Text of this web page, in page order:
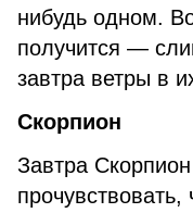
нибудь одном.
получится —
завтра ветры в
Скорпион
Завтра
прочувствовать,